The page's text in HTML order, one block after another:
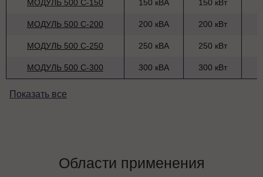
МОДУЛЬ 500 С-150 150 кВА 150 кВт
МОДУЛЬ 500 С-200 200 кВА 200 кВт
МОДУЛЬ 500 С-250 250 кВА 250 кВт
МОДУЛЬ 500 С-300 300 кВА 300 кВт
Показать все
Области применения